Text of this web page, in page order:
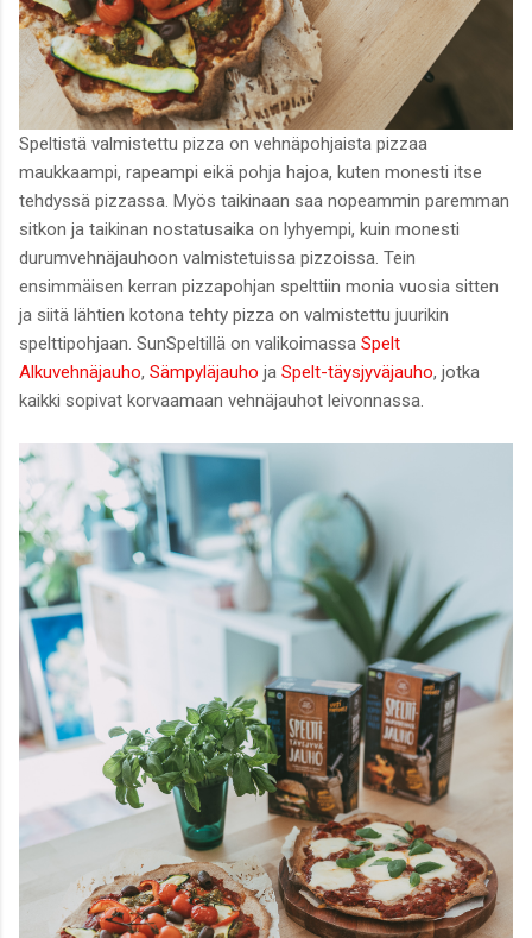
Speltistä valmistettu pizza on vehnäpohjaista pizzaa
maukkaampi, rapeampi eikä pohja hajoa, kuten monesti itse
tehdyssä pizzassa. Myös taikinaan saa nopeammin paremman
sitkon ja taikinan nostatusaika on lyhyempi, kuin monesti
durumvehnäjauhoon valmistetuissa pizzoissa. Tein
ensimmäisen kerran pizzapohjan spelttiin monia vuosia sitten
ja siitä lähtien kotona tehty pizza on valmistettu juurikin
spelttipohjaan. SunSpeltillä on valikoimassa Spelt
Alkuvehnäjauho, Sämpyläjauho ja Spelt-täysjyväjauho, jotka
kaikki sopivat korvaamaan vehnäjauhot leivonnassa.